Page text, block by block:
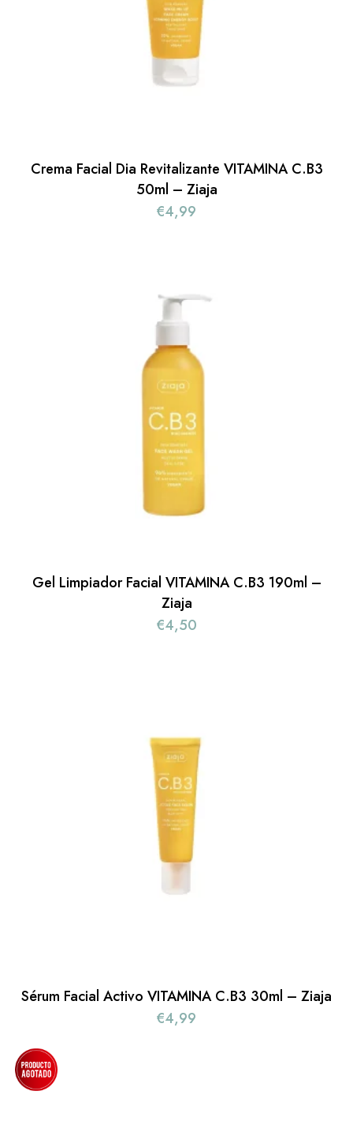
Crema Facial Dia Revitalizante VITAMINA C.B3
50ml – Ziaja
€4,99
Gel Limpiador Facial VITAMINA C.B3 190ml –
Ziaja
€4,50
Sérum Facial Activo VITAMINA C.B3 30ml – Ziaja
€4,99